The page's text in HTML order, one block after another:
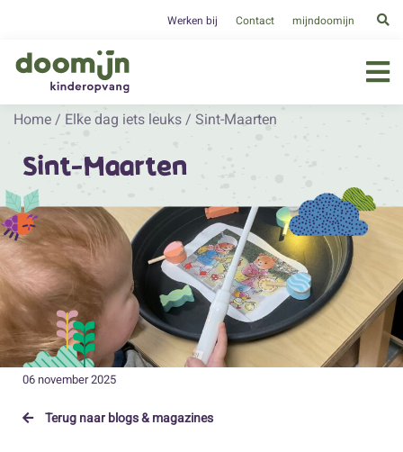
Werken bij Contact mijndoomijn
Home / Elke dag iets leuks / Sint-Maarten
Sint-Maarten
06 november 2025
Terug naar blogs & magazines